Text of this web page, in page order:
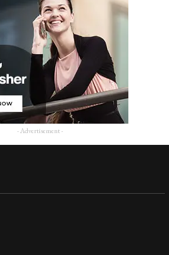
- Advertisement -